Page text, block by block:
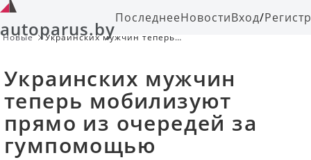
autoparus.byПоследнееНовостиВход/
Новые
Украинских мужчин теперь
Украинских мужчин
теперь мобилизуют
прямо из очередей за
гумпомощью